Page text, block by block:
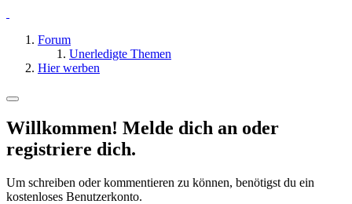
Forum
Unerledigte Themen
Hier werben
Willkommen! Melde dich an oder
registriere dich.
Um schreiben oder kommentieren zu können, benötigst du ein
kostenloses Benutzerkonto.